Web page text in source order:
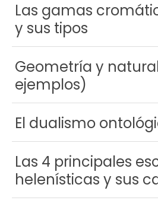
Las gamas
y sus tipos
Geometría y
ejemplos)
El dualismo
Las 4 principales
helenísticas y sus